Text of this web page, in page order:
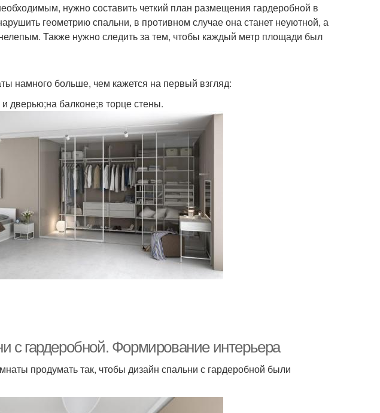
нужно составить четкий план размещения гардеробной в
геометрию спальни, в противном случае она станет неуютной, а
Также нужно следить за тем, чтобы каждый метр площади был
намного больше, чем кажется на первый взгляд:
дверью;на балконе;в торце стены.
с гардеробной. Формирование интерьера
продумать так, чтобы дизайн спальни с гардеробной были